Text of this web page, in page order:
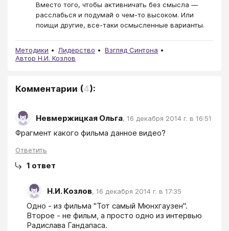
Вместо того, чтобы активничать без смысла —
расслабься и подумай о чем-то высоком. Или
поищи другие, все-таки осмысленные варианты.
Методики Лидерство
Взгляд Синтона
Автор Н.И. Козлов
Комментарии (4):
Невмержицкая Ольга, 16 декабря 2014 г. в 16:51
Фрагмент какого фильма данное видео?
Ответить
1 ответ
Н.И. Козлов, 16 декабря 2014 г. в 17:35
Одно - из фильма "Тот самый Мюнхгаузен".
Второе - не фильм, а просто одно из интервью
Радислава Гандапаса.